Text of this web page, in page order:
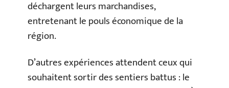
déchargent leurs marchandises,
entretenant le pouls économique de la
région.
D’autres expériences attendent ceux qui
souhaitent sortir des sentiers battus : le